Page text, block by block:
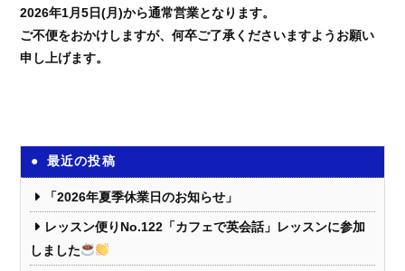
2026年1月5日(月)から通常営業となります。
ご不便をおかけしますが、何卒ご了承くださいますようお願い
申し上げます。
最近の投稿
「2026年夏季休業日のお知らせ」
レッスン便りNo.122「カフェで英会話」レッスンに参加
しました